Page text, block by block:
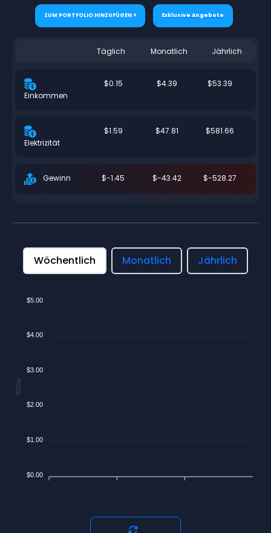
ZUM PORTFOLIO HINZUFÜGEN + Exklusive Angebote
Täglich Monatlich Jährlich
Einkommen
$0.15 $4.39 $53.39
Elektrizität
$1.59 $47.81 $581.66
Gewinn $-1.45 $-43.42 $-528.27
Wöchentlich Monatlich Jährlich
$5.00
$4.00
$3.00
$2.00
$1.00
$0.00
$/Day